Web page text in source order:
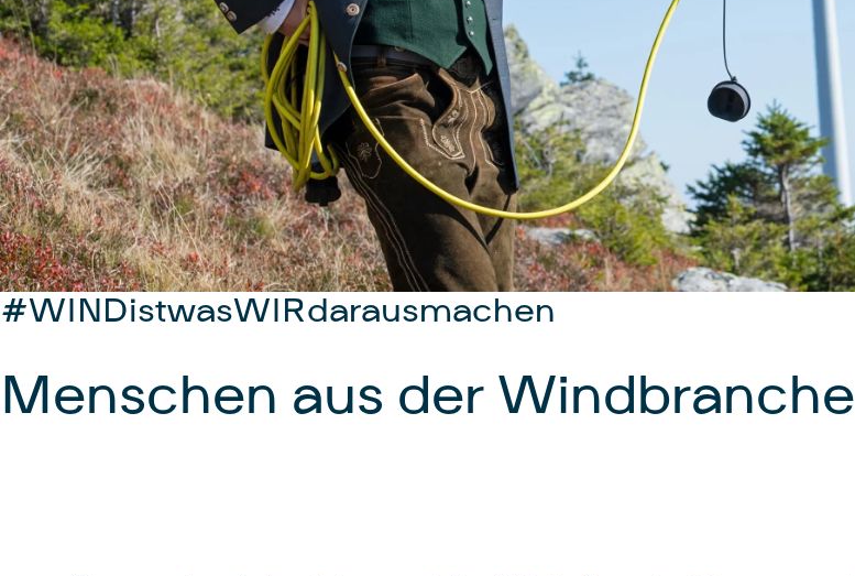
#WINDistwasWIRdarausmachen
Menschen aus der Windbranche